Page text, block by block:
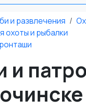
и развлечения
охоты и рыбалки
и